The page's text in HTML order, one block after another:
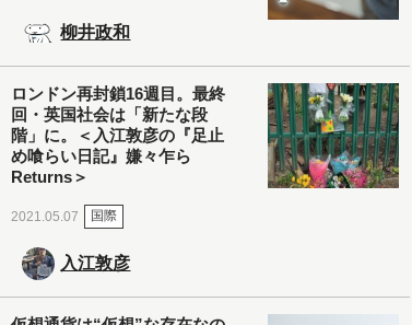
柳井政和
ロンドン再封鎖16週目。最終
回・英国社会は「新たな段
階」に。＜入江敦彦の『足止
め喰らい日記』嫌々乍ら
Returns＞
2021.05.07 国際
入江敦彦